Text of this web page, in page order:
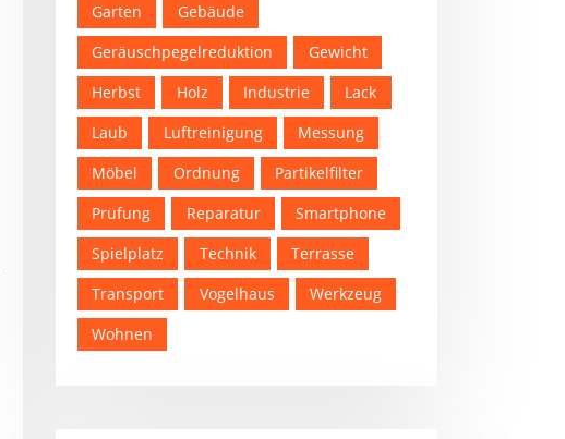
Garten
Gebäude
Geräuschpegelreduktion
Gewicht
Herbst
Holz Industrie
Lack
Laub
Luftreinigung
Messung
Möbel
Ordnung
Partikelfilter
Prüfung
Reparatur
Smartphone
Spielplatz
Technik
Terrasse
Transport
Vogelhaus
Werkzeug
Wohnen